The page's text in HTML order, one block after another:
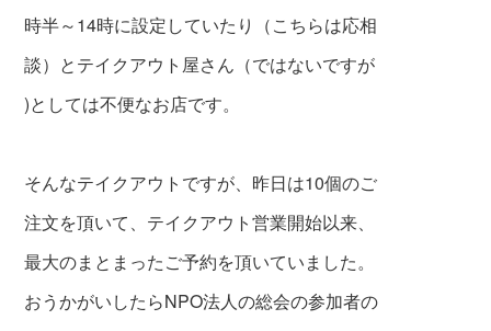
時半～14時に設定していたり
（こちらは応相
談）とテイクアウト屋さん（ではないですが
)としては不便なお店です。
そんなテイクアウトですが、昨日は10個のご
注文を頂いて、テイクアウト営業開始以来、
最大のまとまったご予約を頂いていました。
おうかがいしたらNPO法人の総会の参加者の